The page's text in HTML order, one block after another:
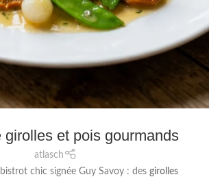
girolles et pois gourmands
atlasch
bistrot chic signée Guy Savoy : des girolles